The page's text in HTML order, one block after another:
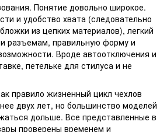
Понятие довольно широкое.
и удобство хвата (следовательно
из цепких материалов), легкий
разъемам, правильную форму и
Вроде автоотключения и
петельке для стилуса и не
правило жизненный цикл чехлов
двух лет, но большинство моделей
дольше. Все представленные в
проверены временем и